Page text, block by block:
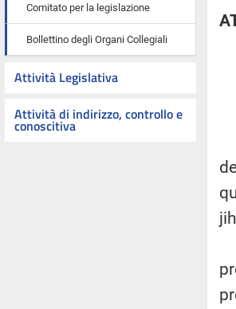
Comitato per la legislazione
Bollettino degli Organi Collegiali
Attività Legislativa
Attività di indirizzo, controllo e
conoscitiva